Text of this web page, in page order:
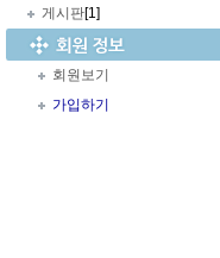
게시판[1]
회원보기
가입하기